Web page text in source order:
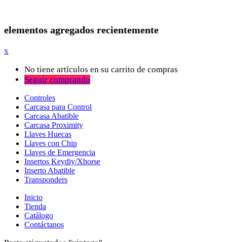
elementos agregados recientemente
x
No tiene artículos en su carrito de compras
Seguir comprando
Controles
Carcasa para Control
Carcasa Abatible
Carcasa Proximity
Llaves Huecas
Llaves con Chip
Llaves de Emergencia
Insertos Keydiy/Xhorse
Inserto Abatible
Transponders
Inicio
Tienda
Catálogo
Contáctanos